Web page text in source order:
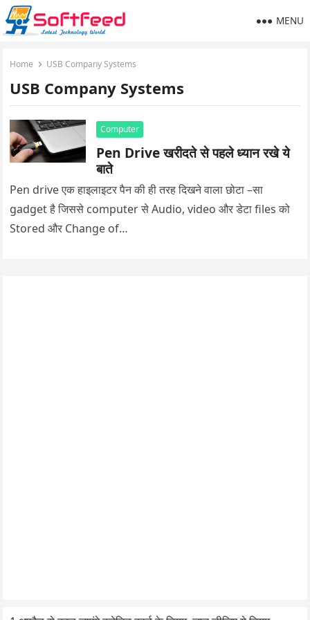
MENU
Home USB Company Systems
USB Company Systems
Computer
Pen Drive खरीदते से पहले ध्यान रखे ये
बाते
Pen drive एक हाइलाइटर पैन की ही तरह दिखने वाला छोटा –सा
gadget है जिससे computer से Audio, video और डेटा files को
Stored और Change of…